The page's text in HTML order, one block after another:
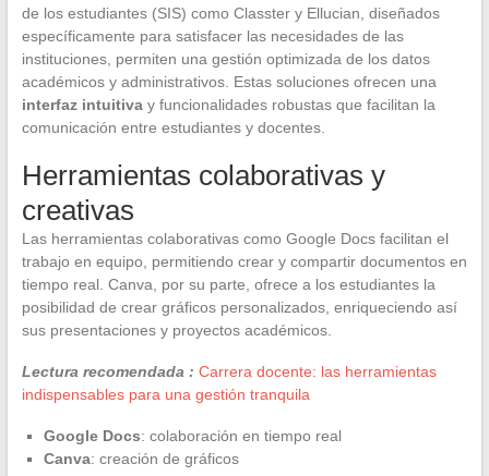
de los estudiantes (SIS) como Classter y Ellucian, diseñados
específicamente para satisfacer las necesidades de las
instituciones, permiten una gestión optimizada de los datos
académicos y administrativos. Estas soluciones ofrecen una
interfaz intuitivay funcionalidades robustas que facilitan la
comunicación entre estudiantes y docentes.
Herramientas colaborativas y
creativas
Las herramientas colaborativas como Google Docs facilitan el
trabajo en equipo, permitiendo crear y compartir documentos en
tiempo real. Canva, por su parte, ofrece a los estudiantes la
posibilidad de crear gráficos personalizados, enriqueciendo así
sus presentaciones y proyectos académicos.
Lectura recomendada : Carrera docente: las herramientas
indispensables para una gestión tranquila
Google Docs: colaboración en tiempo real
Canva: creación de gráficos